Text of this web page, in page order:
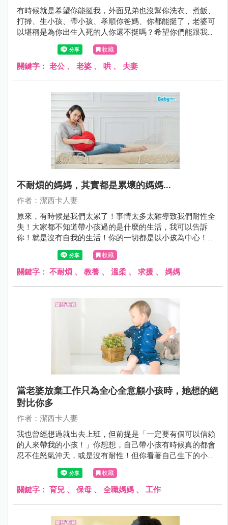
有時候就是希望你能挺我，外面兄弟也沒幫你洗衣、煮飯、
打掃、生小孩、帶小孩、孝順你爸媽、你都能挺了，老婆可
以堪稱是為你出生入死的人你還不挺嗎？希望你們能跟我們
站在同一陣線，就算是假裝的也好。
收藏
關鍵字： 老公 、 老婆 、 哄 、 夫妻
不耐煩的媽媽，其實都是累壞的媽媽...
作者：潔西卡人妻
原來，有時候是我們太累了！事情太多太雜導致我們耐性全
失！大家都不知道帶小孩過的是什麼的生活，我可以告訴
你！就是沒有自我的生活！你的一切都是以小孩為中心！小
到你連吃飯都不能自己選擇，因為總是會以小孩要吃的為
重！在這樣不能喘口氣的生活當中，EQ真的會下降。
收藏
關鍵字： 不耐煩 、 教養 、 溫柔 、 求援 、 媽媽
當老婆放棄工作只為全心全意顧小孩時，她想的絕
對比你多
作者：潔西卡人妻
我也曾經想過就出去上班，但前提是「一定要有個可以信賴
的人來帶我的小孩！」你想想，自己帶小孩有時候真的都會
忍不住怒氣沖天，或是沒有耐性！但你看著自己生下的小孩
總是包容的更大更多，就算再無奈那也不能怎樣啊！
收藏
關鍵字： 育兒 、 保母 、 全職媽媽 、 工作